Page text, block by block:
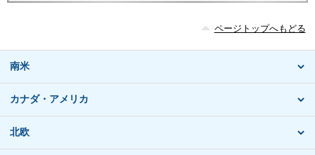
ページトップへもどる
南米
カナダ・アメリカ
北欧